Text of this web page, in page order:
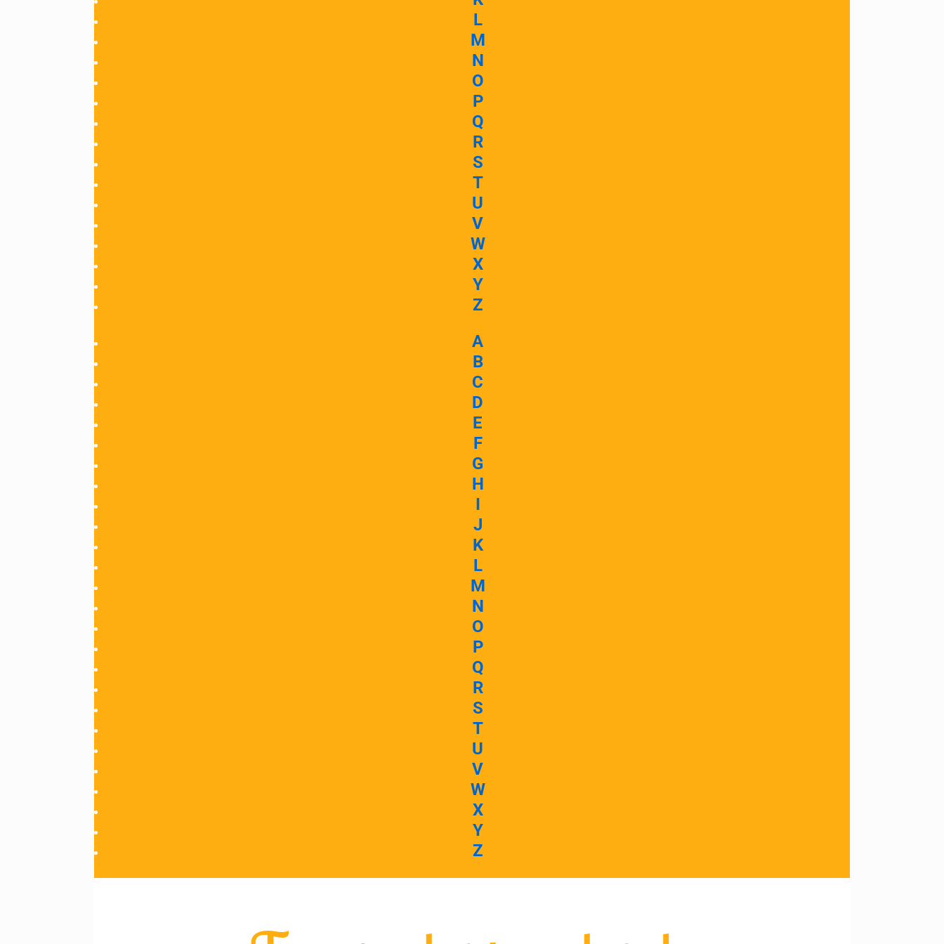
L
M
N
O
P
Q
R
S
T
U
V
W
X
Y
Z
A
B
C
D
E
F
G
H
I
J
K
L
M
N
O
P
Q
R
S
T
U
V
W
X
Y
Z